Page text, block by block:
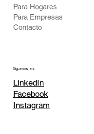
Para Hogares
Para Empresas
Contacto
Siguenos en:
LinkedIn
Facebook
Instagram